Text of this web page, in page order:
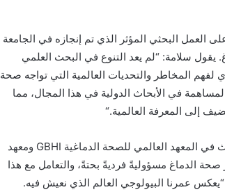
العمل البحثي المؤثر الذي تم إنجازه في الجامعة
سلامة: “لم يعد التنوع في البحث العلمي
المخاطر والتحديات العالمية التي تواجه صحة
في الأبحاث الدولية في هذا المجال، مما
إلى المعرفة العالمية.“
في المعهد العالمي للصحة الدماغية GBHI ومعهد
صحة الدماغ مسؤوليةً فرديةً بحتةً، والتعامل مع هذا
عمرنا البيولوجي العالم الذي نعيش فيه.